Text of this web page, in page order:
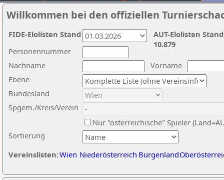
Willkommen bei den offiziellen
Nachname
Vorname
Ebene
Sortierung
Personennummer
Bundesland
Spgem./Kreis/Verein
Nur "österreichische" Spieler
Vereinslisten:Wien Niederösterreich Burgenland
AUT-Elolisten
10.879
FIDE-Elolisten Stand